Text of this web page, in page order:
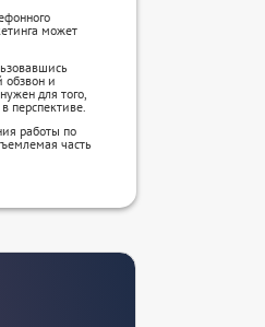
может
обзвон и
для того,
перспективе.
работы по
часть